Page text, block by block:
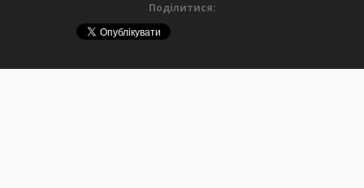
Поділитися: